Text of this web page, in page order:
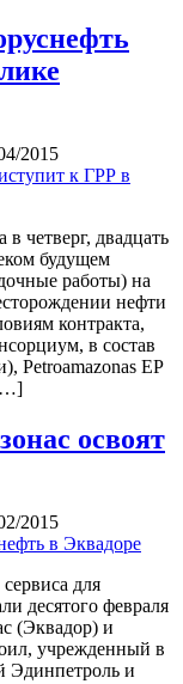
2015
четверг, двадцать
будущем
работы) на
нефти
контракта,
в состав
Petroamazonas EP
освоят
2015
для
десятого февраля
(Эквадор) и
учрежденный в
и